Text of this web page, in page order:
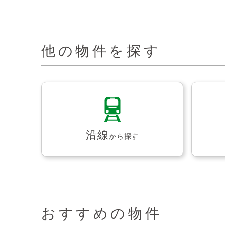
他の物件を探す
沿線から探す
おすすめの物件